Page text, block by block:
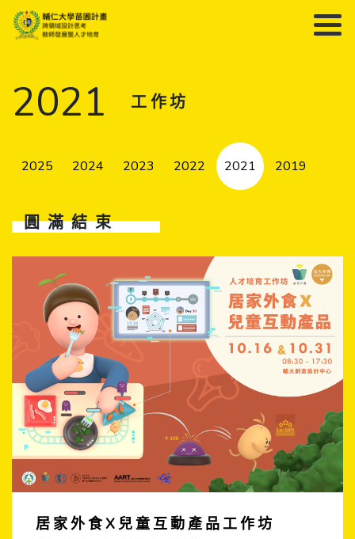
2021 工作坊
2025 2024 2023 2022 2021 2019
圓滿結束
居家外食X兒童互動產品工作坊